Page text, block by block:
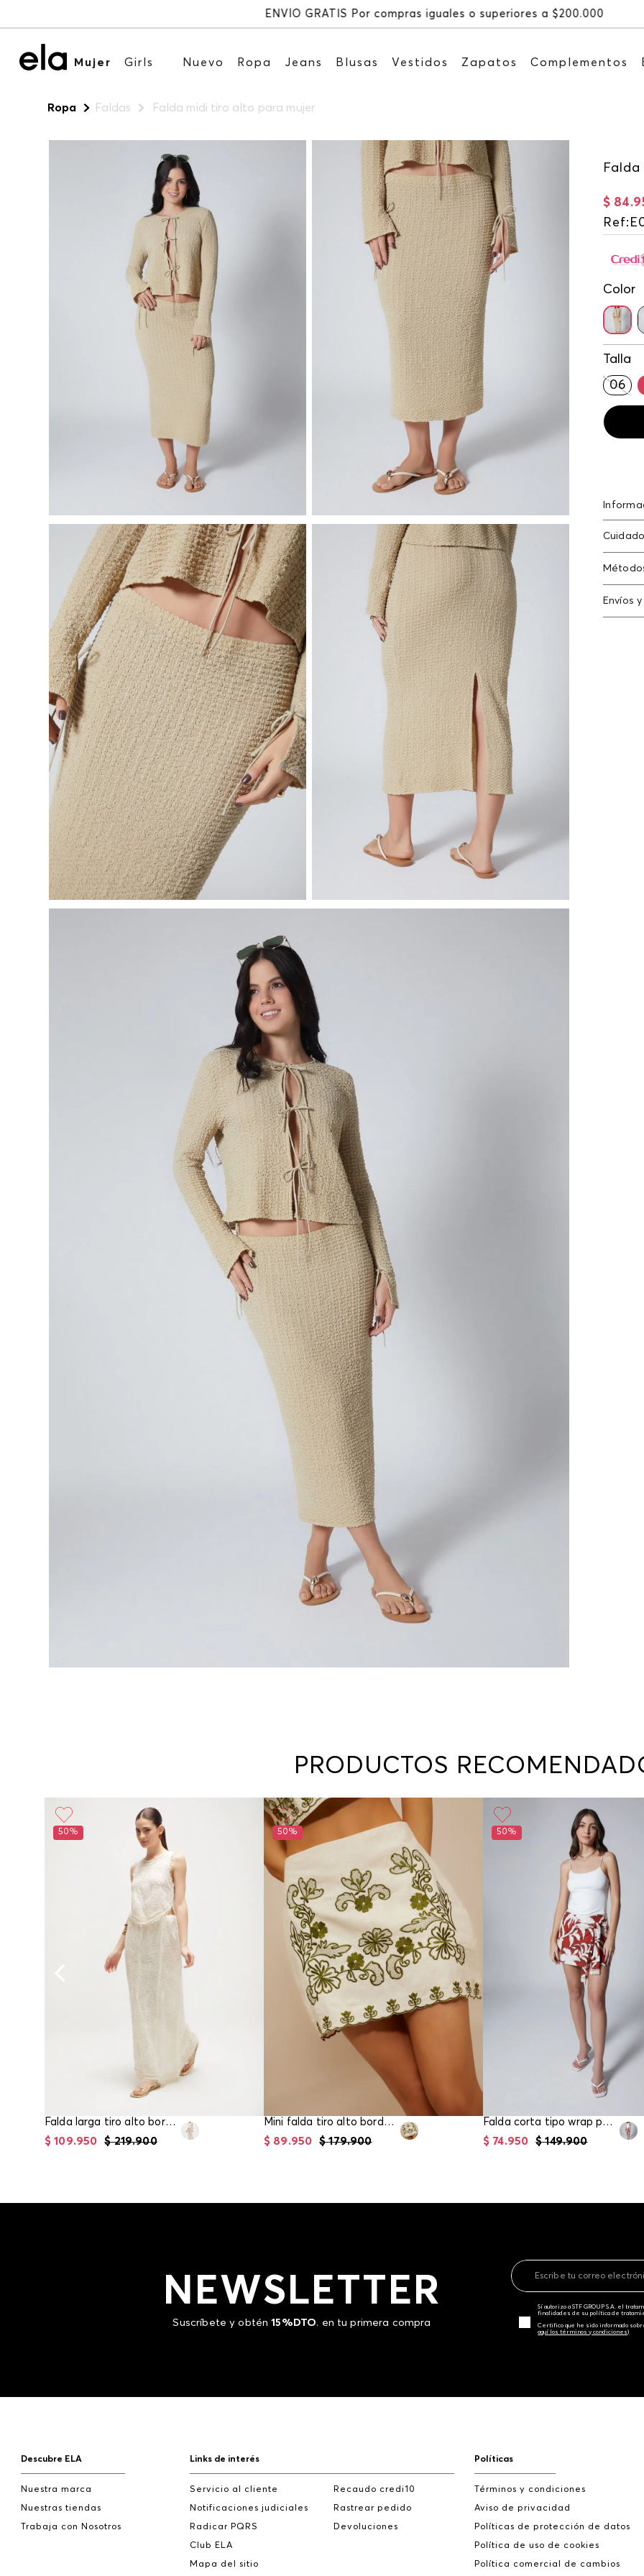
Recibe: 15%OFF suscribiéndote a nuestro
Mujer Girls Nuevo Ropa Jeans Blusas Vestidos Zapatos Complementos
Ropa Faldas Falda midi tiro alto para mujer
$ 84.
Ref:
Color
Talla
06
C25-un
No
con
Otros:
Envíos
En
PRODUCTOS
50%
Falda larga tiro alto bordada para mujer
$ 219.900
$ 109.950
50%
Mini falda tiro alto bordada para mujer
$ 179.900
$ 89.950
50%
Falda corta tipo wrap para mujer
$ 149.900
$ 74.950
NEWSLETTER
Suscríbete y obtén15%DTO. en tu primera compra
Sí autorizo a STF GROUP S.A. el
finalidades de su política de
Certifico que he sido informado
aquí los términos y condiciones)
Descubre ELA
Nuestra marca
Nuestras tiendas
Trabaja con Nosotros
Links de interés
Servicio al cliente
Notificaciones judiciales
Radicar PQRS
Club ELA
Mapa del sitio
Recaudo credi10
Rastrear pedido
Devoluciones
Políticas
Términos y condiciones
Aviso de privacidad
Políticas de protección de datos
Política de uso de cookies
Política comercial de cambios